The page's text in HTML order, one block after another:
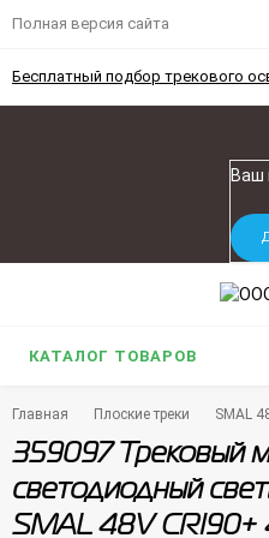
Полная версия сайта
Бесплатный подбор трекового
Ваш
КАТАЛОГ ТОВАРОВ
Главная Плоские треки SMAL
359097 Трековый
светодиодный
SMAL 48V